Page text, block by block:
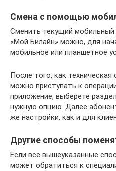
Смена с помощью
Сменить текущий
«Мой Билайн» можно, для
мобильное или планшетное
После того, как
можно приступать к
приложение, выберете
нужную опцию. Далее
же настройки, как и для
Другие способы
Если все вышеуказанные
может обратиться к